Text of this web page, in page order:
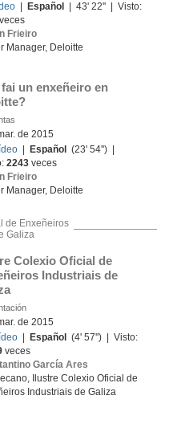
Español
| 43' 22'' | Visto:
veces
Frieiro
Manager, Deloitte
un enxeñeiro en
de 2015
Español
(23' 54'') |
2243 veces
Frieiro
Manager, Deloitte
de Enxeñeiros
Galiza
Colexio Oficial de
Industriais de
de 2015
Español
(4' 57'') | Visto:
veces
García Ares
Ilustre Colexio Oficial de
Industriais de Galiza